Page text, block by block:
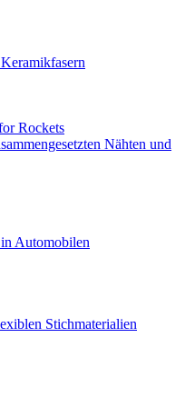
Nähten und
Automobilen
Stichmaterialien